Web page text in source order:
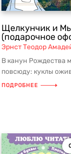
Щелкунчик и
(подарочное
Эрнст Теодор
В канун Рождества
повсюду: куклы
становятся
ПОДРОБНЕЕ